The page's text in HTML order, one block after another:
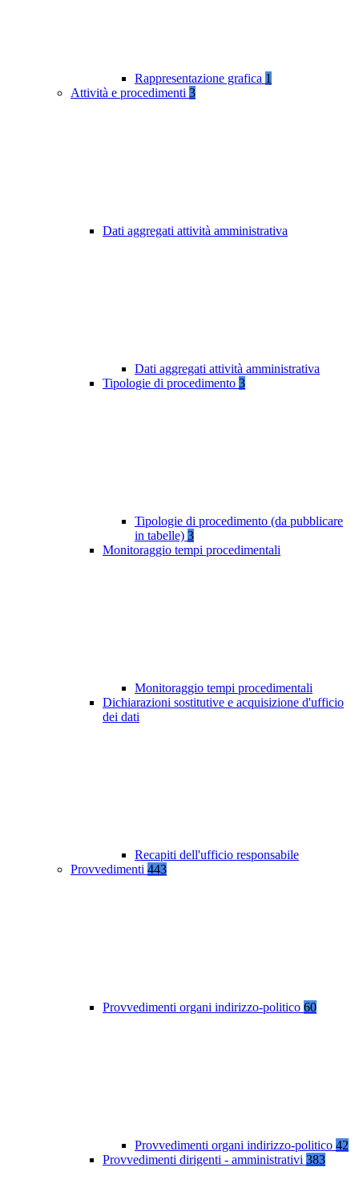
Rappresentazione grafica 1
Attività e procedimenti 3
Dati aggregati attività amministrativa
Dati aggregati attività amministrativa
Tipologie di procedimento 3
Tipologie di procedimento (da pubblicare
in tabelle) 3
Monitoraggio tempi procedimentali
Monitoraggio tempi procedimentali
Dichiarazioni sostitutive e acquisizione d'ufficio
dei dati
Recapiti dell'ufficio responsabile
Provvedimenti 443
Provvedimenti organi indirizzo-politico 60
Provvedimenti organi indirizzo-politico 42
Provvedimenti dirigenti - amministrativi 383